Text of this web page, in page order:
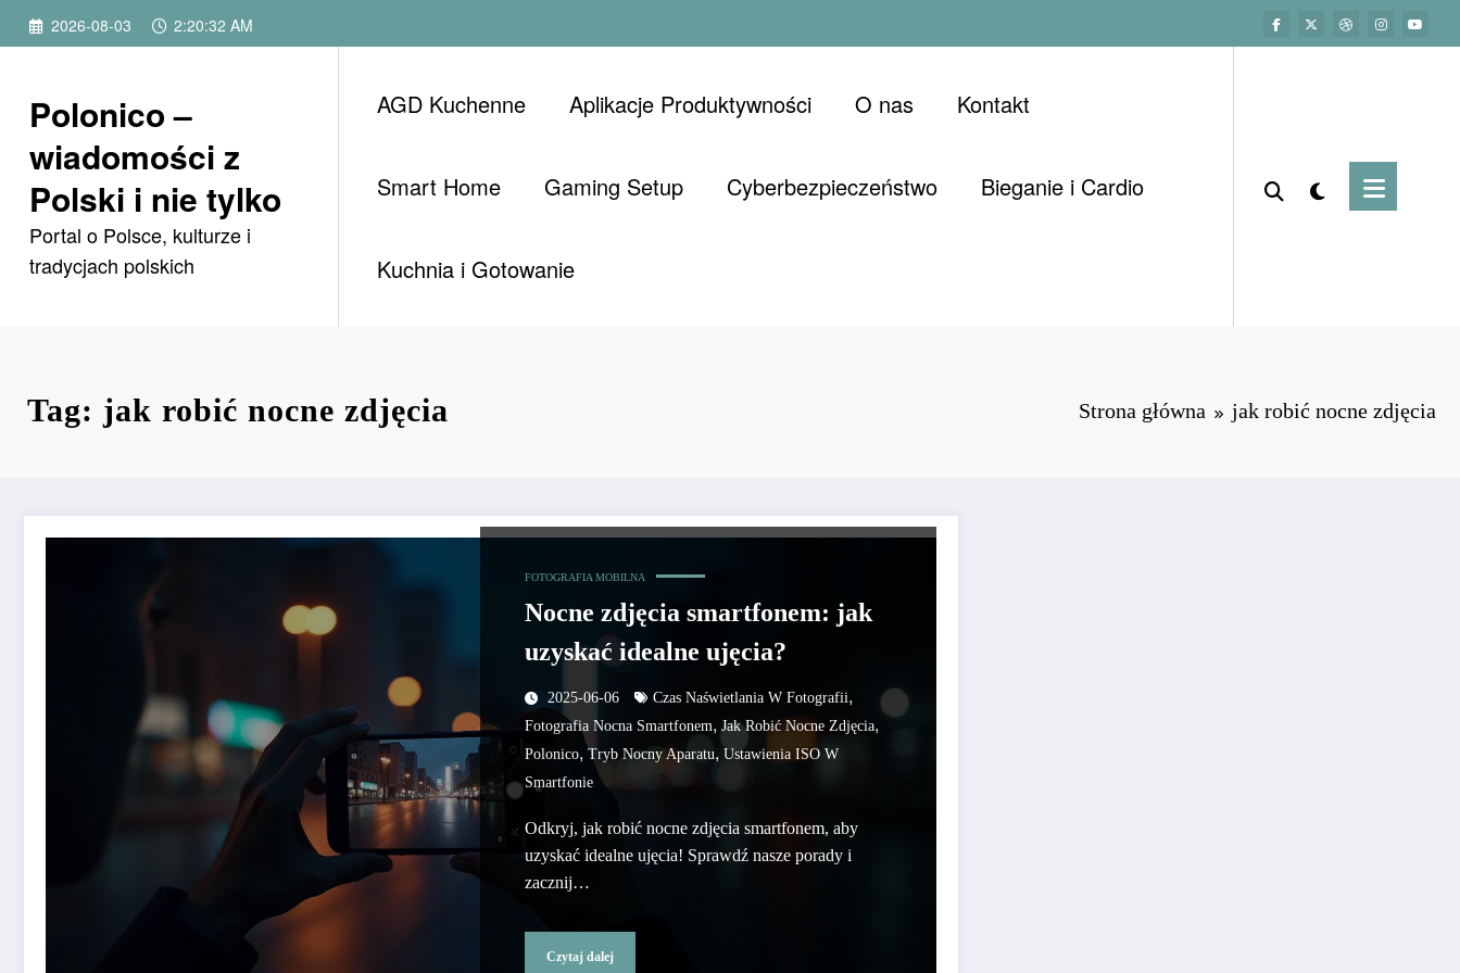
Przejdź 2026-08-03 2:20:32 AM
Polonico –
wiadomości z
Polski i nie tylko
Portal o Polsce, kulturze i
tradycjach polskich
AGD Kuchenne Aplikacje Produktywności O nas Kontakt
Smart Home Gaming Setup Cyberbezpieczeństwo Bieganie i Cardio
Kuchnia i Gotowanie
Tag: jak robić nocne zdjęcia Strona główna jak robić nocne zdjęcia
FOTOGRAFIA MOBILNA
Nocne zdjęcia smartfonem: jak
uzyskać idealne ujęcia?
2025-06-06 Czas Naświetlania W Fotografii,
Fotografia Nocna Smartfonem, Jak Robić Nocne Zdjęcia,
Polonico,Tryb Nocny Aparatu, Ustawienia ISO W
Smartfonie
Odkryj, jak robić nocne zdjęcia smartfonem, aby
uzyskać idealne ujęcia! Sprawdź nasze porady i
zacznij…
Czytaj dalej